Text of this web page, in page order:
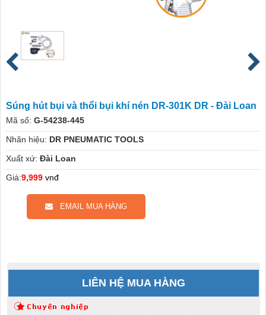
Súng hút bụi và thổi bụi khí nén DR-301K DR - Đài Loan
Mã số: G-54238-445
Nhãn hiệu: DR PNEUMATIC TOOLS
Xuất xứ: Đài Loan
Giá:9,999 vnđ
EMAIL MUA HÀNG
LIÊN HỆ MUA HÀNG